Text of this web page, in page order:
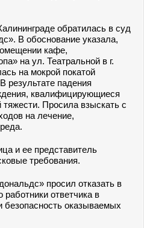
обратилась в суд
В обоснование указала,
кафе,
на ул. Театральной в г.
на мокрой покатой
результате падения
квалифицирующиеся
Просила взыскать с
на лечение,
и ее представитель
требования.
просил отказать в
ответчика в
оказываемых